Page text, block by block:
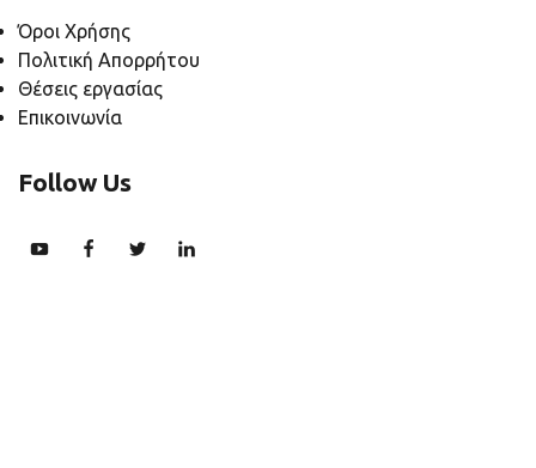
Όροι Χρήσης
Πολιτική Απορρήτου
Θέσεις εργασίας
Επικοινωνία
Follow Us